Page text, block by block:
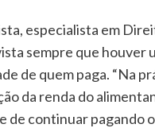
especialista em
sempre que houver
de quem paga. “Na
da renda do
de continuar pagando